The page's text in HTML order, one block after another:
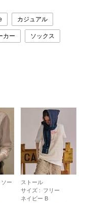
カジュアル
カー ソックス
ー
ストール
サイズ : フリー
ネイビー B